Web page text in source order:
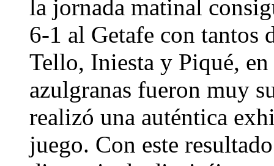
la jornada matinal
6-1 al Getafe con tantos
Tello, Iniesta y Piqué,
azulgranas fueron muy
realizó una auténtica
juego. Con este